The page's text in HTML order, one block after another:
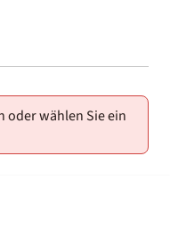
oder wählen Sie ein